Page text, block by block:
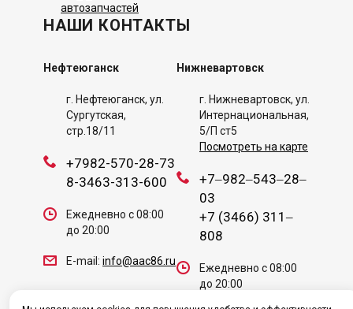
автозапчастей
НАШИ КОНТАКТЫ
Нефтеюганск
г. Нефтеюганск, ул.
Сургутская,
стр.18/11
+7982-570-28-73
8-3463-313-600
Ежедневно с 08:00
до 20:00
E-mail: info@aac86.ru
Нижневартовск
​г. Нижневартовск, ул.
Интернациональная,
5/П ст5
Посмотреть на карте
+7‒982‒543‒28‒
03
+7 (3466) 311‒
808
Ежедневно с 08:00
до 20:00